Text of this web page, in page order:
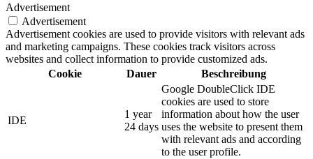
Advertisement
Advertisement
Advertisement cookies are used to provide visitors with relevant ads
and marketing campaigns. These cookies track visitors across
websites and collect information to provide customized ads.
Cookie
Dauer Beschreibung
IDE
1 year
24 days
Google DoubleClick IDE
cookies are used to store
information about how the user
uses the website to present them
with relevant ads and according
to the user profile.